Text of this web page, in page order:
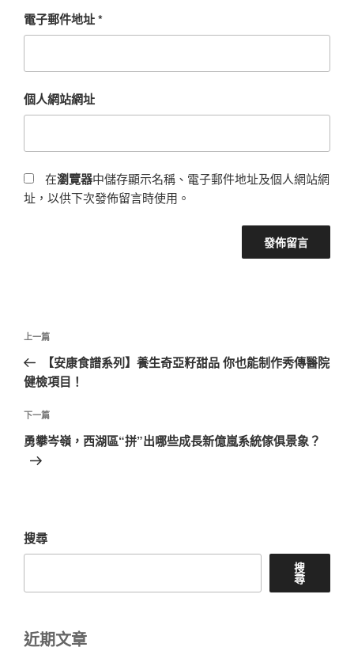
電子郵件地址*
個人網站網址
在瀏覽器中儲存顯示名稱、電子郵件地址及個人網站網
址，以供下次發佈留言時使用。
文
導
覽
上
一
篇
章
上一篇
【安康食譜系列】養生奇亞籽甜品 你也能制作秀傳醫院
健檢項目！
下
一
下一篇
勇攀岑嶺，西湖區“拼”出哪些成長新億嵐系統傢俱景象？
搜尋
搜
尋
近期文章